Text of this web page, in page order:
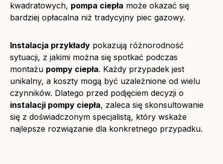
kwadratowych, pompa ciepła może okazać się
bardziej opłacalna niż tradycyjny piec gazowy.
Instalacja przykłady pokazują różnorodność
sytuacji, z jakimi można się spotkać podczas
montażu pompy ciepła. Każdy przypadek jest
unikalny, a koszty mogą być uzależnione od wielu
czynników. Dlatego przed podjęciem decyzji o
instalacji pompy ciepła, zaleca się skonsultowanie
się z doświadczonym specjalistą, który wskaże
najlepsze rozwiązanie dla konkretnego przypadku.